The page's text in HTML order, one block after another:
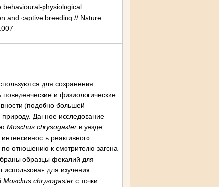
behavioural-physiological
and captive breeding // Nature
для сохранения
и физиологические
(подобно большей
природу. Данное исследование
Moschus chrysogaster в уезде
реактивного
по отношению к смотрителю загона
образцы фекалий для
для изучения
Moschus chrysogaster с точки